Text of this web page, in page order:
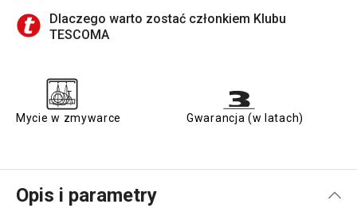
Dlaczego warto zostać członkiem Klubu
TESCOMA
Mycie w zmywarce Gwarancja (w latach)
Opis i parametry